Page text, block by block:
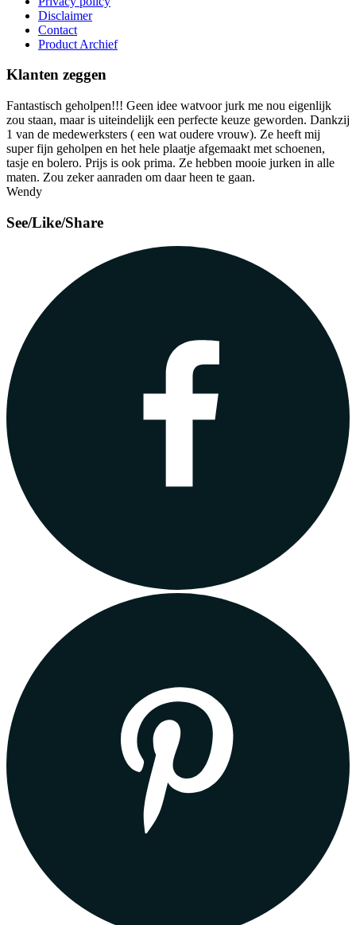
Disclaimer
Contact
Product Archief
Klanten zeggen
Fantastisch geholpen!!! Geen idee watvoor jurk me nou eigenlijk
zou staan, maar is uiteindelijk een perfecte keuze geworden. Dankzij
1 van de medewerksters ( een wat oudere vrouw). Ze heeft mij
super fijn geholpen en het hele plaatje afgemaakt met schoenen,
tasje en bolero. Prijs is ook prima. Ze hebben mooie jurken in alle
maten. Zou zeker aanraden om daar heen te gaan.
Wendy
See/Like/Share